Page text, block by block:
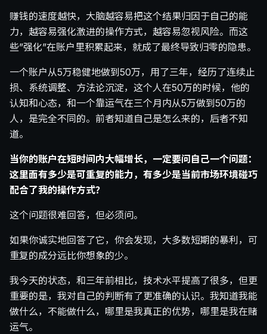
赚钱的速度越快，大脑越容易把这个结果归因于自己的能
力，越容易强化激进的操作方式，越容易忽视风险。而这
些”强化”在账户里积累起来，就成了最终导致归零的隐患。
一个账户从5万稳健地做到50万，用了三年，经历了连续止
损、系统调整、方法论沉淀，这个人在50万的时候，他的
认知和心态，和一个靠运气在三个月内从5万做到50万的
人，是完全不同的。前者知道自己是怎么来的，后者不知
道。
当你的账户在短时间内大幅增长，一定要问自己一个问题：
这里面有多少是可重复的能力，有多少是当前市场环境碰巧
配合了我的操作方式？
这个问题很难回答，但必须问。
如果你诚实地回答了它，你会发现，大多数短期的暴利，可
重复的成分远比你想象的少。
我今天的状态，和三年前相比，技术水平提高了很多，但更
重要的是，我对自己的判断有了更准确的认识。我知道我能
做什么，不能做什么，哪里是我真正的优势，哪里是我在赌
运气。